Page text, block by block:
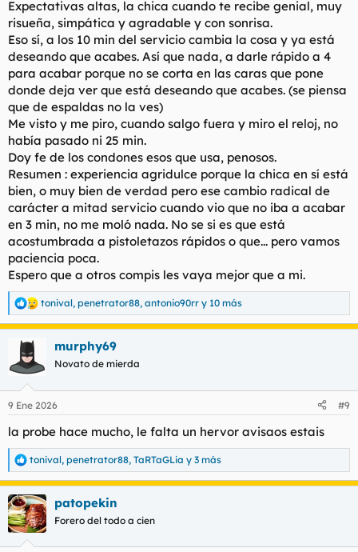
Expectativas altas, la chica cuando te recibe genial, muy
risueña, simpática y agradable y con sonrisa.
Eso sí, a los 10 min del servicio cambia la cosa y ya está
deseando que acabes. Así que nada, a darle rápido a 4
para acabar porque no se corta en las caras que pone
donde deja ver que está deseando que acabes. (se piensa
que de espaldas no la ves)
Me visto y me piro, cuando salgo fuera y miro el reloj, no
había pasado ni 25 min.
Doy fe de los condones esos que usa, penosos.
Resumen : experiencia agridulce porque la chica en sí está
bien, o muy bien de verdad pero ese cambio radical de
carácter a mitad servicio cuando vio que no iba a acabar
en 3 min, no me moló nada. No se si es que está
acostumbrada a pistoletazos rápidos o que... pero vamos
paciencia poca.
Espero que a otros compis les vaya mejor que a mi.
R
e
c
i
e
:
tonival, penetrator88, antonio90rr y 10 más
murphy69
Novato de mierda
9 Ene 2026 #9
la probe hace mucho, le falta un hervor avisaos estais
R
e
a
c
c
i
tonival, penetrator88, TaRTaGLia y 3 más
patopekin
Forero del todo a cien